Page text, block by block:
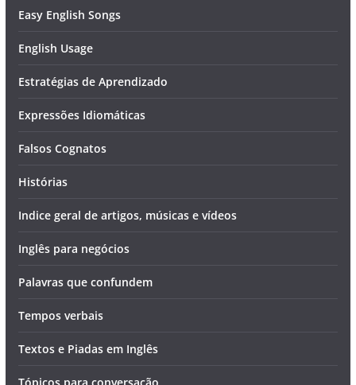
Easy English Songs
English Usage
Estratégias de Aprendizado
Expressões Idiomáticas
Falsos Cognatos
Histórias
Indice geral de artigos, músicas e vídeos
Inglês para negócios
Palavras que confundem
Tempos verbais
Textos e Piadas em Inglês